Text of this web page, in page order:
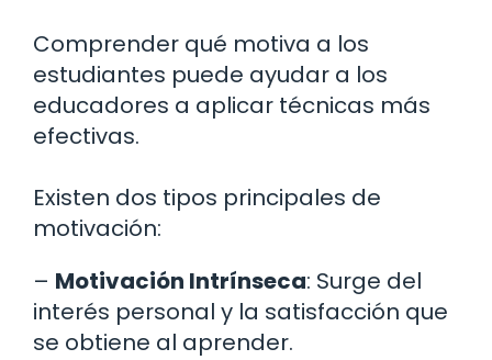
Comprender qué motiva a los
estudiantes puede ayudar a los
educadores a aplicar técnicas más
efectivas.
Existen dos tipos principales de
motivación:
– Motivación Intrínseca: Surge del
interés personal y la satisfacción que
se obtiene al aprender.